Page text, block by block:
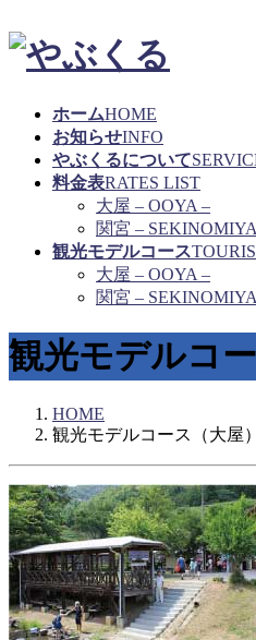
ホームHOME
お知らせINFO
やぶくるについて
料金表RATES LIST
大屋 – OOYA –
関宮 –
観光モデルコース
大屋 – OOYA –
関宮 –
観光モデルコー
HOME
観光モデルコース（大屋）